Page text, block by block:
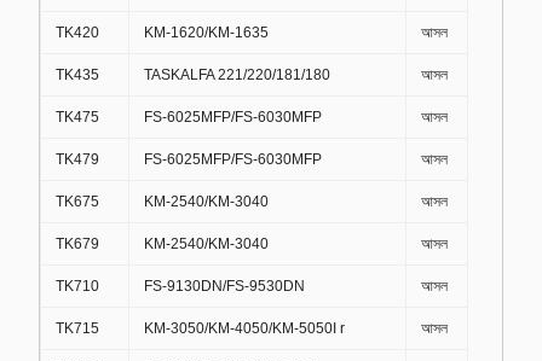
TK420 KM-1620/KM-1635 আসল
TK435 TASKALFA 221/220/181/180 আসল
TK475 FS-6025MFP/FS-6030MFP আসল
TK479 FS-6025MFP/FS-6030MFP আসল
TK675 KM-2540/KM-3040 আসল
TK679 KM-2540/KM-3040 আসল
TK710 FS-9130DN/FS-9530DN আসল
TK715 KM-3050/KM-4050/KM-5050I r আসল